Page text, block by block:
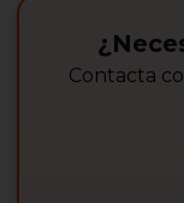
Contacta